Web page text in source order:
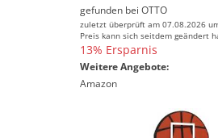
gefunden bei OTTO
zuletzt überprüft am 07.08.2026
Preis kann sich seitdem geändert
13% Ersparnis
Weitere Angebote:
Amazon